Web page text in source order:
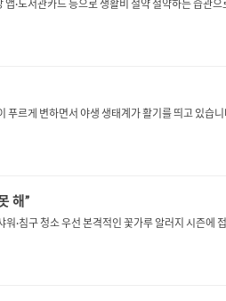
앱·도서관카드 등으로 생활비 절약 절약하는 습
푸르게 변하면서 야생 생태계가 활기를 띄고 있
해”
·침구 청소 우선 본격적인 꽃가루 알러지 시즌